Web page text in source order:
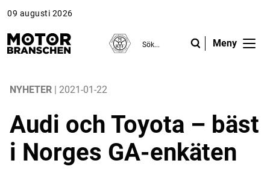
09 augusti 2026
Meny
Reportage
Krönikor
NYHETER | 2021-01-22
Audi och Toyota – bäst
i Norges GA-enkäten